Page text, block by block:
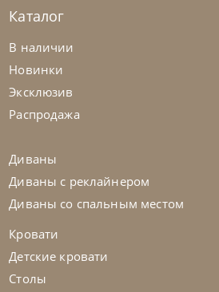
Bontempi
Стул Shape
Каталог
В наличии
Новинки
Эксклюзив
Распродажа
Диваны
Диваны с реклайнером
Диваны со спальным местом
Кровати
Детские кровати
Столы